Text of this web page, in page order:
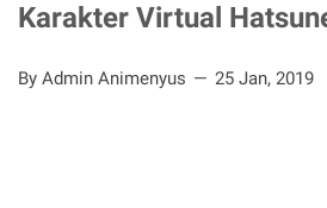
Karakter Virtual
By Admin Animenyus 25 Jan, 2019